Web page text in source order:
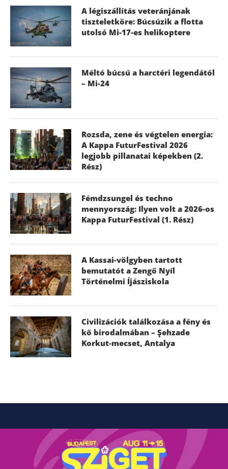
A légiszállítás veteránjának
tiszteletköre: Búcsúzik a flotta
utolsó Mi-17-es helikoptere
Méltó búcsú a harctéri legendától
– Mi-24
Rozsda, zene és végtelen energia:
A Kappa FuturFestival 2026
legjobb pillanatai képekben (2.
Rész)
Fémdzsungel és techno
mennyország: Ilyen volt a 2026-os
Kappa FuturFestival (1. Rész)
A Kassai-völgyben tartott
bemutatót a Zengő Nyíl
Történelmi Íjásziskola
Civilizációk találkozása a fény és
kő birodalmában – Şehzade
Korkut-mecset, Antalya